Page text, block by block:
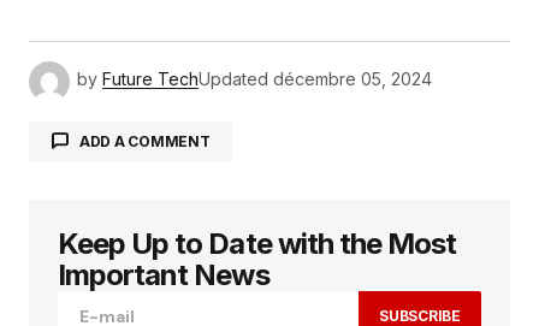
by Future TechUpdated décembre 05, 2024
ADD A COMMENT
Votre adresse e-mail ne sera pas publiée. Les
champs obligatoires sont indiqués avec
Keep Up to Date with the Most
Important News
SUBSCRIBE